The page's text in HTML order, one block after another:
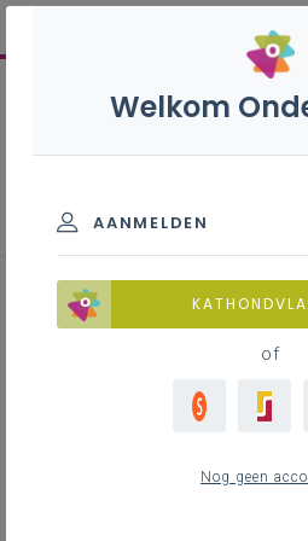
22 maart 2023 –
lerarentekort, aflevering
Welkom
AANMELDEN
of
Nog geen